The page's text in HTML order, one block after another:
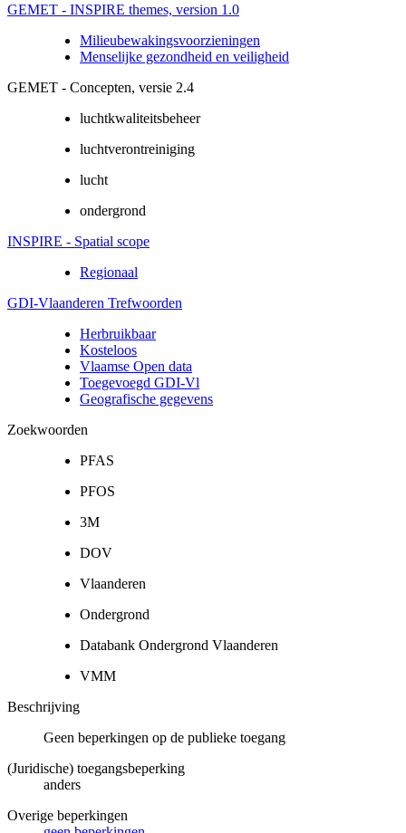
GEMET - INSPIRE themes, version 1.0
Milieubewakingsvoorzieningen
Menselijke gezondheid en veiligheid
GEMET - Concepten, versie 2.4
luchtkwaliteitsbeheer
luchtverontreiniging
lucht
ondergrond
INSPIRE - Spatial scope
Regionaal
GDI-Vlaanderen Trefwoorden
Herbruikbaar
Kosteloos
Vlaamse Open data
Toegevoegd GDI-Vl
Geografische gegevens
Zoekwoorden
PFAS
PFOS
3M
DOV
Vlaanderen
Ondergrond
Databank Ondergrond Vlaanderen
VMM
Beschrijving
Geen beperkingen op de publieke toegang
(Juridische) toegangsbeperking
anders
Overige beperkingen